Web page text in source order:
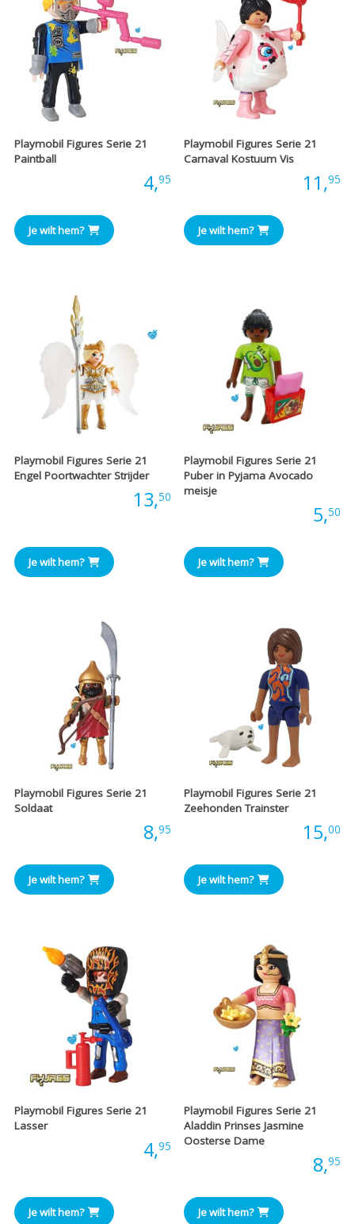
Playmobil Figures Serie 21
Paintball
4,95
Je wilt hem?
Playmobil Figures Serie 21
Carnaval Kostuum Vis
11,95
Je wilt hem?
Playmobil Figures Serie 21
Engel Poortwachter Strijder
13,50
Je wilt hem?
Playmobil Figures Serie 21
Puber in Pyjama Avocado
meisje
5,50
Je wilt hem?
Playmobil Figures Serie 21
Soldaat
8,95
Je wilt hem?
Playmobil Figures Serie 21
Zeehonden Trainster
15,00
Je wilt hem?
Playmobil Figures Serie 21
Lasser
4,95
Je wilt hem?
Playmobil Figures Serie 21
Aladdin Prinses Jasmine
Oosterse Dame
8,95
Je wilt hem?